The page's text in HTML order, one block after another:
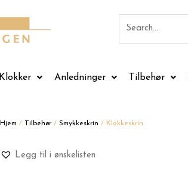
Klokker Anledninger Tilbehør
Hjem / Tilbehør / Smykkeskrin / Klokkeskrin
Legg til i ønskelisten